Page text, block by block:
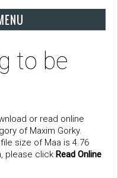
to be
or read online
of Maxim Gorky.
size of Maa is 4.76
please click Read Online